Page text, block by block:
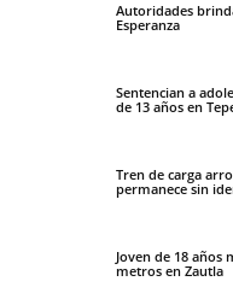
Autoridades
Esperanza
Sentencian a
de 13 años en
Tren de carga
permanece sin
Joven de 18 años
metros en Zautla